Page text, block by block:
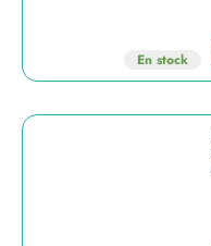
En stock